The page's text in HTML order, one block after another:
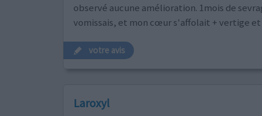
observé aucune amélioration. 1mois de
vomissais, et mon cœur s'affolait + vertige
votre avis
Laroxyl